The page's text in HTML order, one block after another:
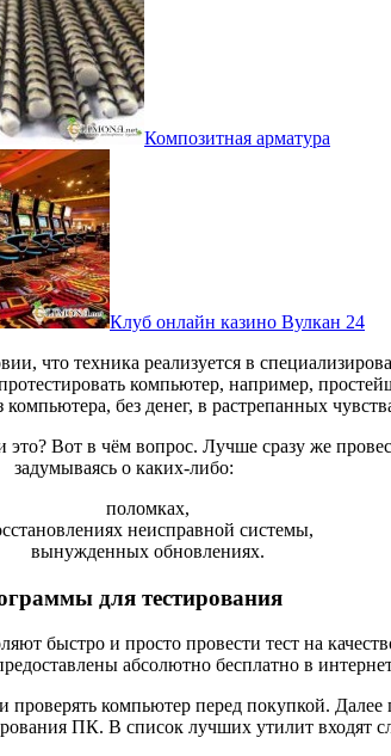
Композитная арматура
Клуб онлайн казино Вулкан 24
что техника реализуется в
компьютер, например,
без денег, в растрепанных
Вот в чём вопрос. Лучше сразу же
задумываясь о каких-либо:
поломках,
неисправной системы,
вынужденных обновлениях.
для тестирования
быстро и просто провести тест на
абсолютно бесплатно в
проверять компьютер перед покупкой.
ПК. В список лучших утилит входят